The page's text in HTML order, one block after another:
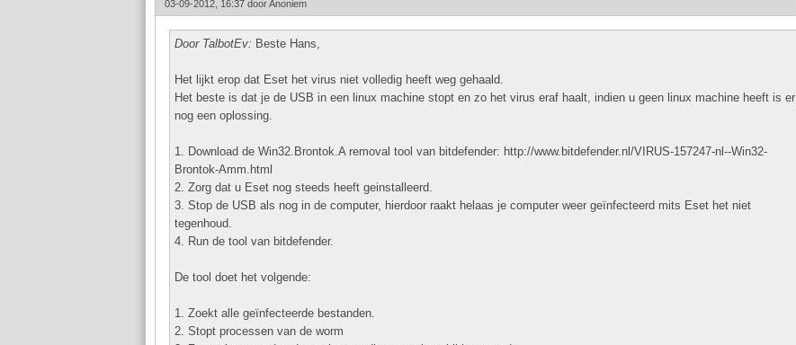
03-09-2012, 16:37 doorAnoniem
Door TalbotEv: Beste Hans,
Het lijkt erop dat Eset het virus niet volledig heeft weg gehaald.
Het beste is dat je de USB in een linux machine stopt en zo het virus eraf haalt, indien u geen linux machine heeft is er
nog een oplossing.
1. Download de Win32.Brontok.A removal tool van bitdefender: http://www.bitdefender.nl/VIRUS-157247-nl--Win32-
Brontok-Amm.html
2. Zorg dat u Eset nog steeds heeft geinstalleerd.
3. Stop de USB als nog in de computer, hierdoor raakt helaas je computer weer geïnfecteerd mits Eset het niet
tegenhoud.
4. Run de tool van bitdefender.
De tool doet het volgende:
1. Zoekt alle geïnfecteerde bestanden.
2. Stopt processen van de worm